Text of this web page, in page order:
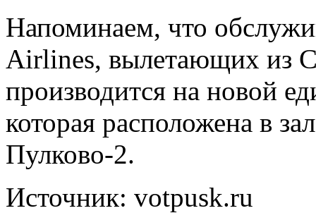
Напоминаем, что
Airlines, вылетающих из
производится на новой
которая расположена в
Пулково-2.
Источник: votpusk.ru